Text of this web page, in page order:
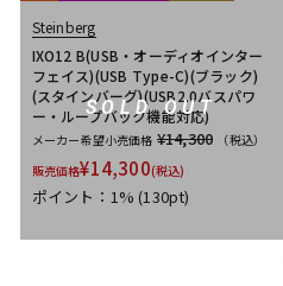
SOLD OUT
Steinberg
IXO12 B(USB・オーディオインター
フェイス)(USB Type-C)(ブラック)
(スタインバーグ)(USB2.0バスパワ
ー・ループバック機能対応)
メーカー希望小売価格 ¥14,300
（税込）
販売価格¥14,300(税込)
ポイント：1%(130pt)